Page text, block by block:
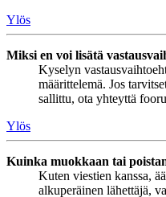
Ylös
Miksi en voi lisätä
Kyselyn
määrittelemä. Jos
sallittu, ota yhteyttä
Ylös
Kuinka muokkaan tai
Kuten viestien kanssa,
alkuperäinen lähettäjä,